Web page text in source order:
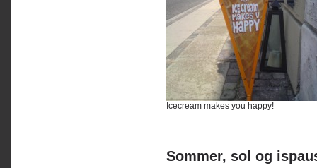
Icecream makes you happy!
Sommer, sol og